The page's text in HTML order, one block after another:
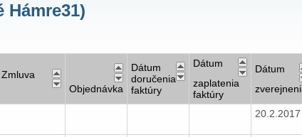
Hámre31)
Zmluva
Objednávka
Dátum
doručenia
faktúry
Dátum
zaplatenia
faktúry
Dátum